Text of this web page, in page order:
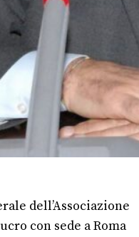
dell’Associazione
con sede a Roma